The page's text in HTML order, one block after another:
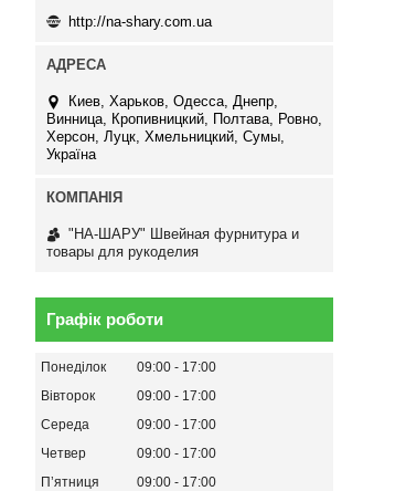
http://na-shary.com.ua
Киев, Харьков, Одесса, Днепр,
Винница, Кропивницкий, Полтава, Ровно,
Херсон, Луцк, Хмельницкий, Сумы,
Україна
"НА-ШАРУ" Швейная фурнитура и
товары для рукоделия
Графік роботи
Понеділок 09:00
17:00
Вівторок
09:00
17:00
Середа
09:00
17:00
Четвер
09:00
17:00
Пʼятниця
09:00
17:00